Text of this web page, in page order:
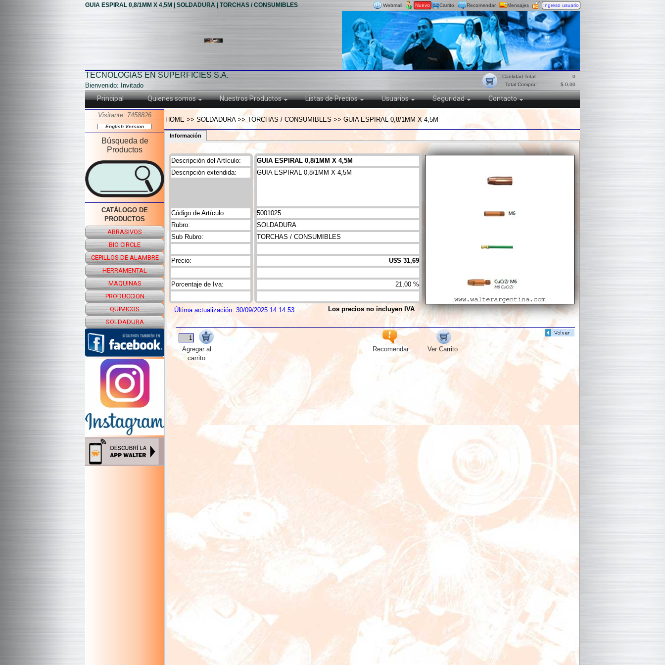
GUIA ESPIRAL 0,8/1MM X 4,5M | SOLDADURA | TORCHAS / CONSUMIBLES Mensajes
Recomendar
Nuevo Ingreso usuario
Carrito
Webmail
0
$ 0,00
Cantidad Total:
Total Compra:
TECNOLOGIAS EN SUPERFICIES S.A.
Bienvenido: Invitado
Principal Quienes somos Nuestros Productos Listas de Precios Usuarios Seguridad Contacto
Visitante: 7458826
English Version
Búsqueda de
Productos
CATÁLOGO DE
PRODUCTOS
ABRASIVOS
BIO CIRCLE
CEPILLOS DE ALAMBRE
HERRAMENTAL
MAQUINAS
PRODUCCION
QUIMICOS
SOLDADURA
HOME >> SOLDADURA >> TORCHAS / CONSUMIBLES >> GUIA ESPIRAL 0,8/1MM X 4,5M
Información
Descripción del Artículo:
Código de Artículo:
Rubro:
Sub Rubro:
Precio:
Descripción extendida:
Porcentaje de Iva:
GUIA ESPIRAL 0,8/1MM X 4,5M
5001025
SOLDADURA
TORCHAS / CONSUMIBLES
U$S 31,69
GUIA ESPIRAL 0,8/1MM X 4,5M
21,00 %
Los precios no incluyen IVA
Última actualización: 30/09/2025 14:14:53
Recomendar Ver Carrito
Agregar al
carrito